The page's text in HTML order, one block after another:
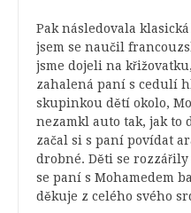
Pak následovala
jsem se naučil
jsme dojeli na
zahalená paní s cedulí
skupinkou dětí okolo,
nezamkl auto tak, jak to
začal si s paní povídat
drobné. Děti se rozzářily
se paní s Mohamedem
děkuje z celého svého